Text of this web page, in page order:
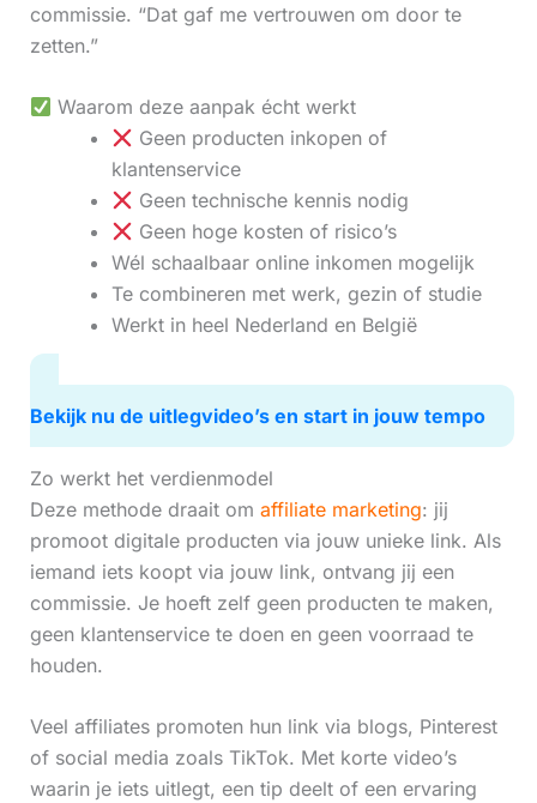
commissie. “Dat gaf me vertrouwen om door te
zetten.”
Waarom deze aanpak écht werkt
Geen producten inkopen of
klantenservice
Geen technische kennis nodig
Geen hoge kosten of risico’s
Wél schaalbaar online inkomen mogelijk
Te combineren met werk, gezin of studie
Werkt in heel Nederland en België
Bekijk nu de uitlegvideo’s en start in jouw tempo
Zo werkt het verdienmodel
Deze methode draait om affiliate marketing: jij
promoot digitale producten via jouw unieke link. Als
iemand iets koopt via jouw link, ontvang jij een
commissie. Je hoeft zelf geen producten te maken,
geen klantenservice te doen en geen voorraad te
houden.
Veel affiliates promoten hun link via blogs, Pinterest
of social media zoals TikTok. Met korte video’s
waarin je iets uitlegt, een tip deelt of een ervaring